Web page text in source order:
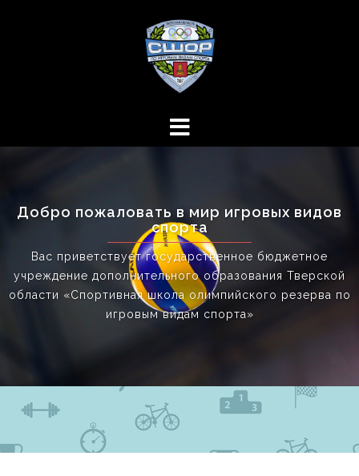
Добро пожаловать в мир игровых видов
спорта
Вас приветствует государственное бюджетное
учреждение дополнительного образования Тверской
области «Спортивная школа олимпийского резерва по
игровым видам спорта»